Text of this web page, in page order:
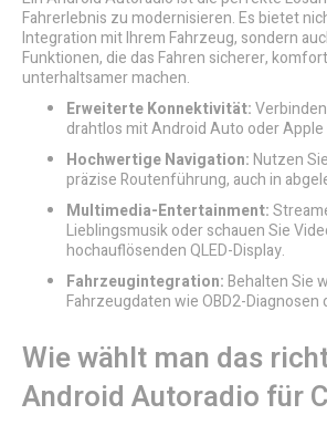
Fahrerlebnis zu modernisieren. Es bietet
Integration mit Ihrem Fahrzeug, sondern
Funktionen, die das Fahren sicherer,
unterhaltsamer machen.
Erweiterte Konnektivität:
drahtlos mit Android Auto oder Apple
Hochwertige Navigation:Nutzen
präzise Routenführung, auch in
Multimedia-Entertainment:
Lieblingsmusik oder schauen Sie
hochauflösenden QLED-Display.
Fahrzeugintegration:Behalten Sie
Fahrzeugdaten wie OBD2-Diagnosen
Wie wählt man das
Android Autoradio für